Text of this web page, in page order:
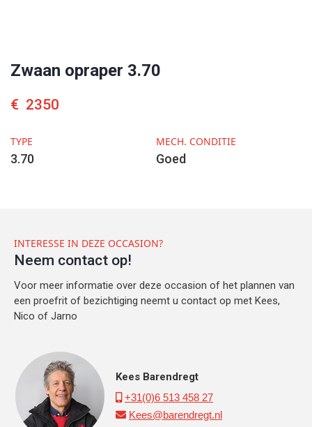
Zwaan opraper 3.70
€ 2350
TYPE
3.70
MECH. CONDITIE
Goed
INTERESSE IN DEZE OCCASION?
Neem contact op!
Voor meer informatie over deze occasion of het plannen van
een proefrit of bezichtiging neemt u contact op met Kees,
Nico of Jarno
Kees Barendregt
 +31(0)6 513 458 27
 Kees@barendregt.nl